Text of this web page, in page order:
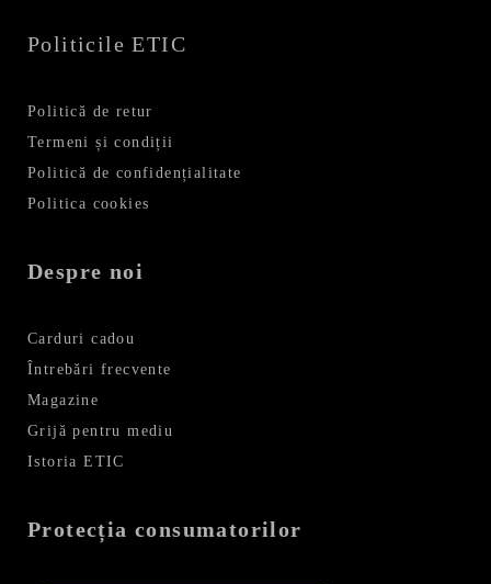
Politicile ETIC
Politică de retur
Termeni și condiții
Politică de confidențialitate
Politica cookies
Despre noi
Carduri cadou
Întrebări frecvente
Magazine
Grijă pentru mediu
Istoria ETIC
Protecția consumatorilor